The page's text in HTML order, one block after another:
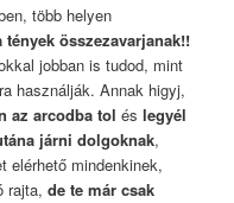
több helyen
összezavarjanak!!
jobban is tudod, mint
használják. Annak higyj,
az arcodba tol éslegyél
járni dolgoknak,
elérhető mindenkinek,
rajta,de te már csak